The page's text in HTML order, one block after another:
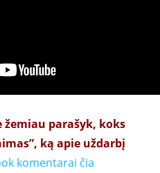
žemiau parašyk, koks
ką apie uždarbį
komentarai čia